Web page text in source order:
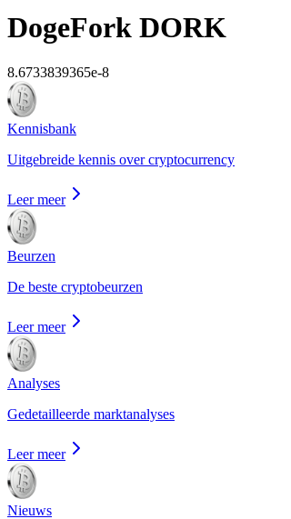
DogeFork DORK
8.6733839365e-8
Kennisbank
Uitgebreide kennis over cryptocurrency
Leer meer
Beurzen
De beste cryptobeurzen
Leer meer
Analyses
Gedetailleerde marktanalyses
Leer meer
Nieuws